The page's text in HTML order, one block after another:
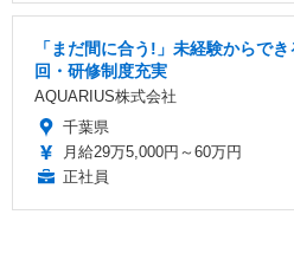
「まだ間に合う!」未経験からで
回・研修制度充実
AQUARIUS株式会社
千葉県
月給29万5,000円～60万円
正社員